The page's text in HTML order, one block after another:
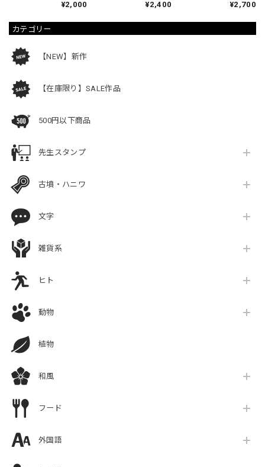
カテゴリー
【NEW】新作
【在庫限り】SALE作品
500円以下商品
先生スタンプ
古墳・ハニワ
文字
雑貨系
ヒト
動物
植物
和風
フード
外国語
¥2,000 ¥2,400 ¥2,700